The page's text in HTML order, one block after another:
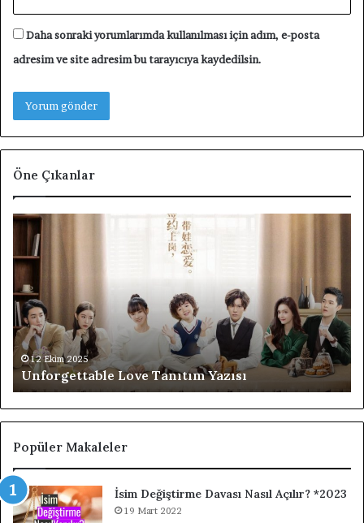
Daha sonraki yorumlarımda kullanılması için adım, e-posta
adresim ve site adresim bu tarayıcıya kaydedilsin.
Öne Çıkanlar
Unforgettable
Love
Tanıtım
12 Ekim 2025
Unforgettable Love Tanıtım Yazısı
Popüler Makaleler
İsim Değiştirme Davası Nasıl Açılır? *2023
19 Mart 2022